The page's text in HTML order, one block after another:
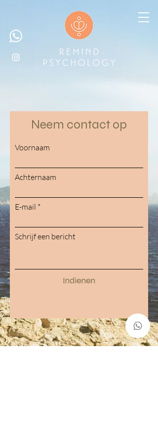
Neem contact op
Voornaam
Achternaam
E-mail
Schrijf een bericht
Indienen